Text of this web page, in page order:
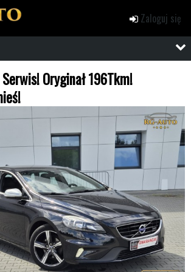
Zaloguj się
Oryginał 196Tkm!